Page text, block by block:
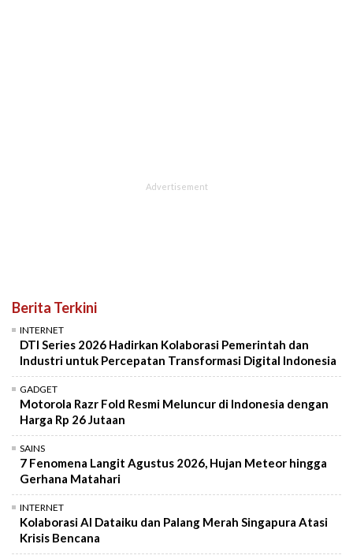
Berita Terkini
INTERNET
DTI Series 2026 Hadirkan Kolaborasi Pemerintah dan
Industri untuk Percepatan Transformasi Digital Indonesia
GADGET
Motorola Razr Fold Resmi Meluncur di Indonesia dengan
Harga Rp 26 Jutaan
SAINS
7 Fenomena Langit Agustus 2026, Hujan Meteor hingga
Gerhana Matahari
INTERNET
Kolaborasi AI Dataiku dan Palang Merah Singapura Atasi
Krisis Bencana